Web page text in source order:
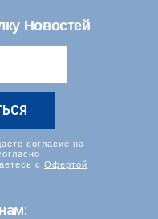
Новостей
согласие на
с Офертой